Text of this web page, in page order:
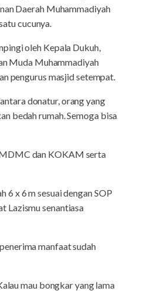
Daerah Muhammadiyah
cucunya.
oleh Kepala Dukuh,
Muda Muhammadiyah
pengurus masjid setempat.
donatur, orang yang
bedah rumah. Semoga bisa
MDMC dan KOKAM serta
6 x 6 m sesuai dengan SOP
Lazismu senantiasa
manfaat sudah
mau bongkar yang lama